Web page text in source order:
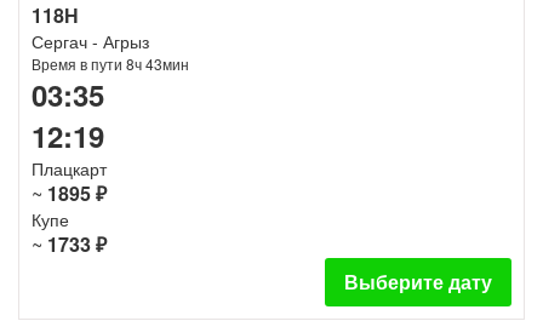
118Н
Сергач - Агрыз
Время в пути 8ч 43мин
03:35
12:19
Плацкарт
~ 1895 ₽
Купе
~ 1733 ₽
Выберите дату